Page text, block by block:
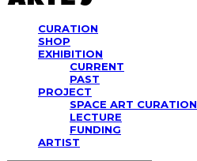
CURATION
SHOP
EXHIBITION
CURRENT
PAST
PROJECT
SPACE ART CURATION
LECTURE
FUNDING
ARTIST